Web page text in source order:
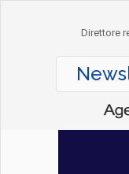
Direttore